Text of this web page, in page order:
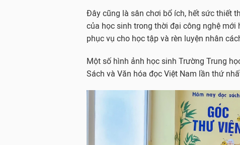
Đây cũng là sân chơi bổ ích, hết sức thiết
của học sinh trong thời đại công nghệ
phục vụ cho học tập và rèn luyện nhân
Một số hình ảnh học sinh Trường Trung
Sách và Văn hóa đọc Việt Nam lần thứ